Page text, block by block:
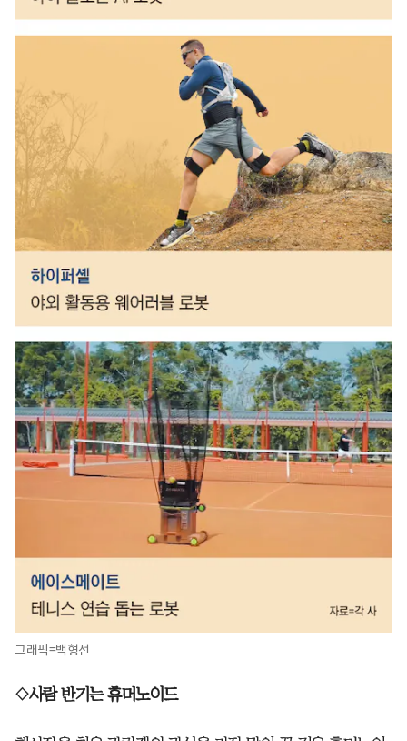
그래픽=백형선
◇사람 반기는 휴머노이드